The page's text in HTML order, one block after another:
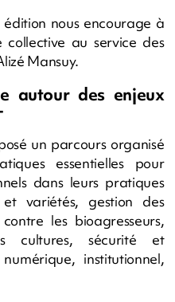
nous encourage à
au service des
Mansuy.
autour des enjeux
un parcours organisé
essentielles pour
dans leurs pratiques
variétés, gestion des
les bioagresseurs,
cultures, sécurité et
institutionnel,